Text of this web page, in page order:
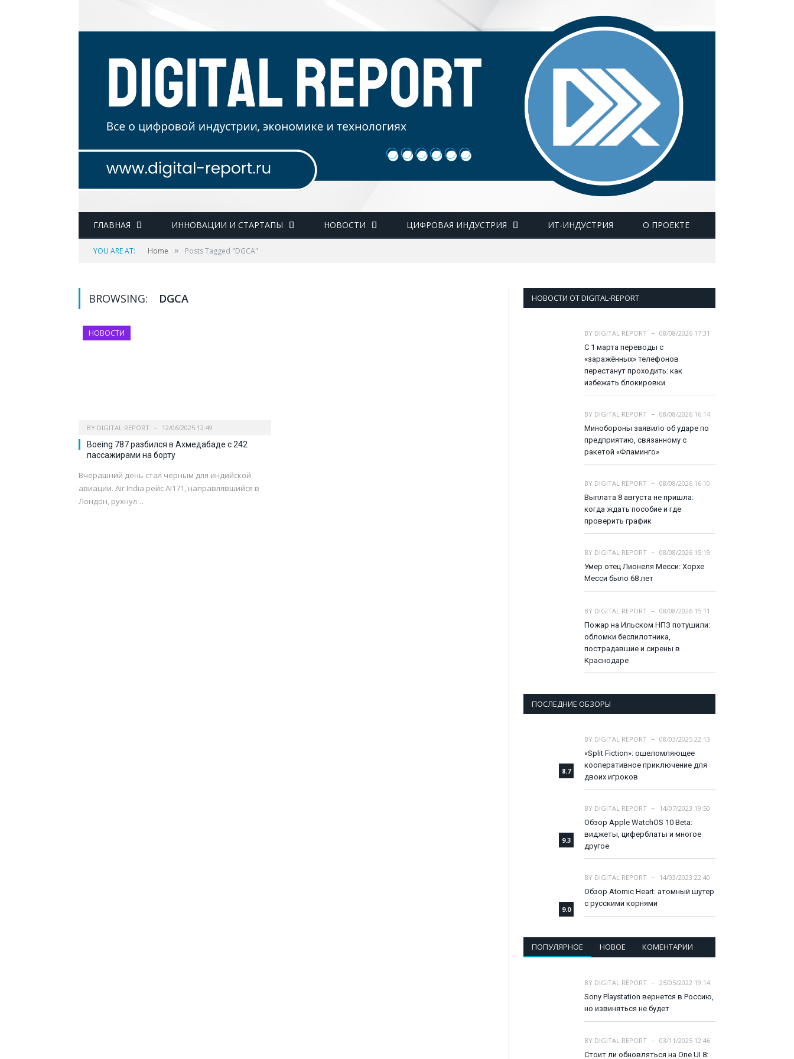
ГЛАВНАЯ ИННОВАЦИИ И СТАРТАПЫ НОВОСТИ ЦИФРОВАЯ ИНДУСТРИЯ ИТ-ИНДУСТРИЯ О ПРОЕКТЕ
YOU ARE AT: Home » Posts Tagged "DGCA"
BROWSING: DGCA
НОВОСТИ
BY DIGITAL REPORT 12/06/2025 12:49
Boeing 787 разбился в Ахмедабаде с 242
пассажирами на борту
Вчерашний день стал черным для индийской
авиации. Air India рейс AI171, направлявшийся в
Лондон, рухнул…
НОВОСТИ ОТ DIGITAL-REPORT
BY DIGITAL REPORT
08/08/2026 17:31
С 1 марта переводы с
«заражённых» телефонов
перестанут проходить: как
избежать блокировки
BY DIGITAL REPORT
08/08/2026 16:14
Минобороны заявило об ударе по
предприятию, связанному с
ракетой «Фламинго»
BY DIGITAL REPORT
08/08/2026 16:10
Выплата 8 августа не пришла:
когда ждать пособие и где
проверить график
BY DIGITAL REPORT
08/08/2026 15:19
Умер отец Лионеля Месси: Хорхе
Месси было 68 лет
BY DIGITAL REPORT
08/08/2026 15:11
Пожар на Ильском НПЗ потушили:
обломки беспилотника,
пострадавшие и сирены в
Краснодаре
ПОСЛЕДНИЕ ОБЗОРЫ
8.7
BY DIGITAL REPORT
08/03/2025 22:13
«Split Fiction»: ошеломляющее
кооперативное приключение для
двоих игроков
9.3
BY DIGITAL REPORT
14/07/2023 19:50
Обзор Apple WatchOS 10 Beta:
виджеты, циферблаты и многое
другое
9.0
BY DIGITAL REPORT
14/03/2023 22:40
Обзор Atomic Heart: атомный шутер
с русскими корнями
ПОПУЛЯРНОЕ НОВОЕ КОМЕНТАРИИ
BY DIGITAL REPORT
25/05/2022 19:14
Sony Playstation вернется в Россию,
но извиняться не будет
BY DIGITAL REPORT
03/11/2025 12:46
Стоит ли обновляться на One UI 8: